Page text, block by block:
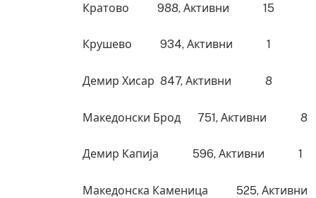
Кратово 988, Активни 15
Крушево 934, Активни 1
Демир Хисар 847, Активни 8
Македонски Брод 751, Активни 8
Демир Капија 596, Активни 1
Македонска Каменица 525,